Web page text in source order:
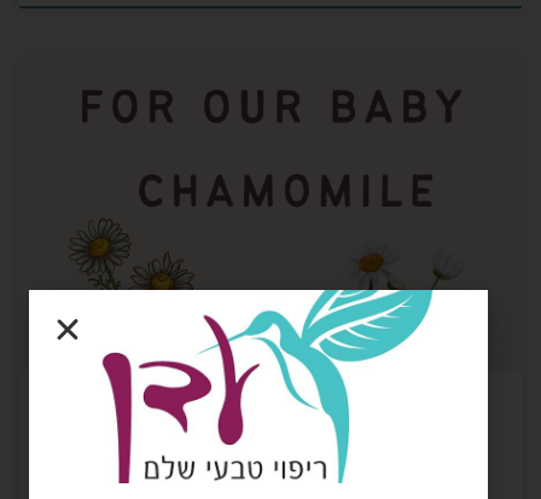
קמומיל הוא פרח קסום, ומשני הסוגים בהם אנו
שמן אתרי. לתינוקות יש מספר שמנים המתאימים,
וביניהם אלו. השמן מתאים גם לפעוטות, ילדים וכמובן
לגדולים. בנוסף מתאים גם לנשים בהריון והנקה. מתי
נבקש שמן קמומיל ? לרומאי יכולת ההרגעה, איזון תדרים
ורכות, עבודה […]
רפואת תדרים טבעית תדרים של שמנים אתריים